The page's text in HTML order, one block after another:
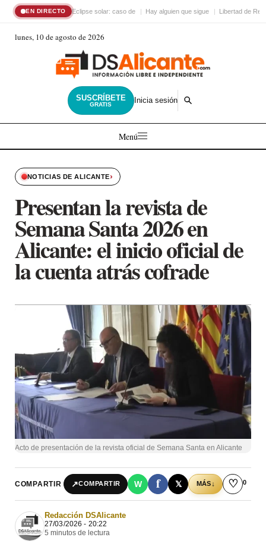
EN DIRECTO Eclipse solar: caso de Hay alguien que sigue Libertad de
lunes, 10 de agosto de 2026
SUSCRÍBETE
GRATIS Inicia sesión
Menú
NOTICIAS DE ALICANTE›
Presentan la revista de
Semana Santa 2026 en
Alicante: el inicio oficial de
la cuenta atrás cofrade
Acto de presentación de la revista oficial de Semana Santa en Alicante
COMPARTIR ↗COMPARTIR W f 𝕏 MÁS↓ ♡ 0
Redacción DSAlicante
27/03/2026 - 20:22
5 minutos de lectura